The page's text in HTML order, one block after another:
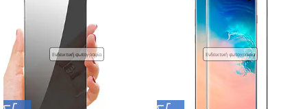
Ενδεικτική φωτογραφία Ενδεικτική φωτογραφία